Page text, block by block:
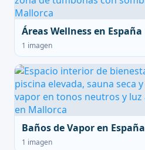
Áreas Wellness en España
1 imagen
Baños de Vapor en España
1 imagen